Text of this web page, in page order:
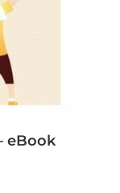
eBook